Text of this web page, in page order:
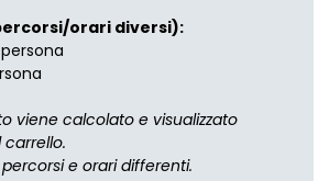
orari diversi):
viene calcolato e visualizzato
e orari differenti.